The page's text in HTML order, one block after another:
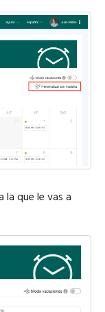
que le vas a